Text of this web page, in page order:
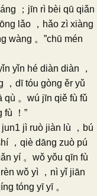
；jīn rì bèi qū qiǎn
lǎo ，hǎo zì xiàng
wàng 。”chū mén
yǐn hé diàn diàn ，
，dī tóu gòng ěr yǔ
qù 。wú jīn qiě fù fǔ
fù ！”
jì ruò jiàn lù ，bú
，qiè dāng zuò pú
yí 。wǒ yǒu qīn fù
wǒ yì ，nì yǐ jiān
tóng yī yī 。